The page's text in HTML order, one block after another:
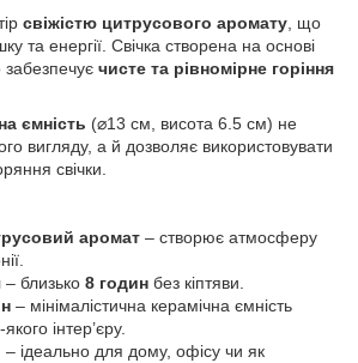
свіжістю цитрусового аромату, що
та енергії. Свічка створена на основі
чисте та рівномірне горіння
ємність (⌀13 см, висота 6.5 см) не
вигляду, а й дозволяє використовувати
свічки.
аромат – створює атмосферу
– близько 8 годин без кіптяви.
– мінімалістична керамічна ємність
інтер’єру.
– ідеально для дому, офісу чи як